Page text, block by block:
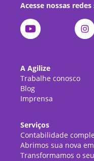
Acesse nossas redes
A Agilize
Trabalhe conosco
Blog
Imprensa
Serviços
Contabilidade
Abrimos sua nova
Transformamos o